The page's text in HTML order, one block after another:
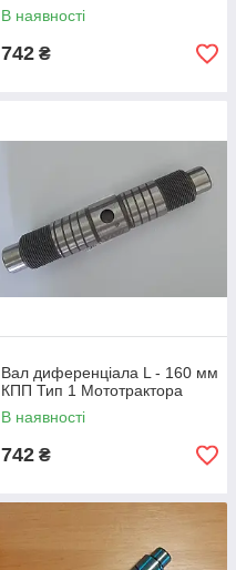
В наявності
742 ₴
Вал диференціала L - 160 мм
КПП Тип 1 Мототрактора
В наявності
742 ₴